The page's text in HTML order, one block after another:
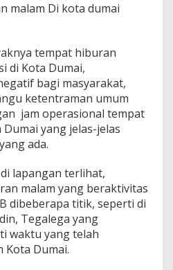
malam Di kota dumai
tempat hiburan
di Kota Dumai,
bagi masyarakat,
ketentraman umum
jam operasional tempat
yang jelas-jelas
ada.
lapangan terlihat,
malam yang beraktivitas
dibeberapa titik, seperti di
Tegalega yang
waktu yang telah
Dumai.